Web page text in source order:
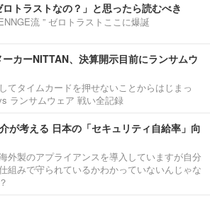
ロトラストなの？」と思ったら読むべき
流 ” ゼロトラストここに爆誕
ーカーNITTAN、決算開示目前にランサムウ
てタイムカードを押せないことからはじまっ
ランサムウェア 戦い全記録
が考える 日本の「セキュリティ自給率」向
外製のアプライアンスを導入していますが自分
組みで守られているかわかっていないんじゃな